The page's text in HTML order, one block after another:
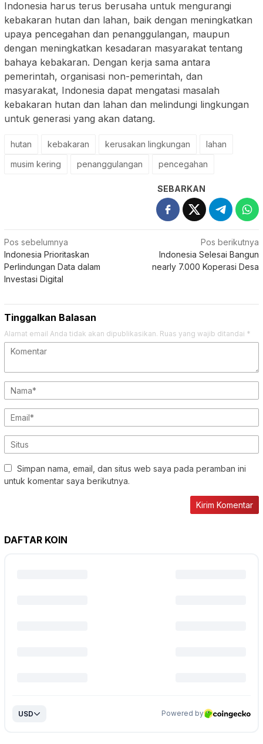
Indonesia harus terus berusaha untuk mengurangi
kebakaran hutan dan lahan, baik dengan meningkatkan
upaya pencegahan dan penanggulangan, maupun
dengan meningkatkan kesadaran masyarakat tentang
bahaya kebakaran. Dengan kerja sama antara
pemerintah, organisasi non-pemerintah, dan
masyarakat, Indonesia dapat mengatasi masalah
kebakaran hutan dan lahan dan melindungi lingkungan
untuk generasi yang akan datang.
hutan kebakaran kerusakan lingkungan
lahan
musim kering
penanggulangan pencegahan
SEBARKAN
Navigasi
pos
Pos sebelumnya
Indonesia Prioritaskan
Perlindungan Data dalam
Investasi Digital
Pos berikutnya
Indonesia Selesai Bangun
nearly 7.000 Koperasi Desa
Tinggalkan Balasan
Alamat email Anda tidak akan dipublikasikan. Ruas yang wajib ditandai *
Simpan nama, email, dan situs web saya pada peramban ini
untuk komentar saya berikutnya.
DAFTAR KOIN